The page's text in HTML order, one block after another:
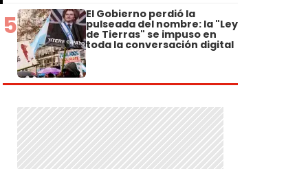
5 El Gobierno perdió la
pulseada del nombre: la "Ley
de Tierras" se impuso en
toda la conversación digital